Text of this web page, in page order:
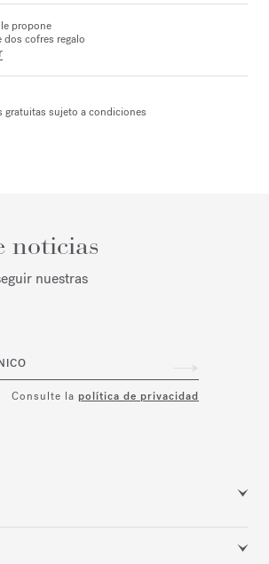
propone
dos cofres regalo
gratuitas sujeto a condiciones
noticias
nuestras
Consulte la política de privacidad